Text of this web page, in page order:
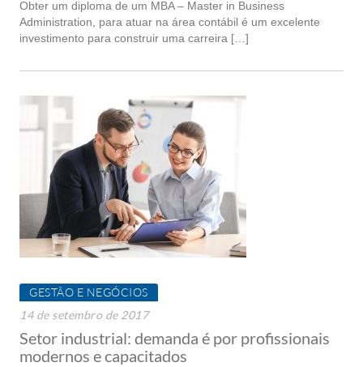
Obter um diploma de um MBA – Master in Business
Administration, para atuar na área contábil é um excelente
investimento para construir uma carreira […]
GESTÃO E NEGÓCIOS
14 de setembro de 2017
Setor industrial: demanda é por profissionais
modernos e capacitados